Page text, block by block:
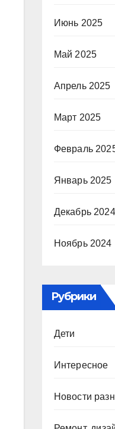
Июнь 2025
Май 2025
Апрель 2025
Март 2025
Февраль
Январь 2025
Декабрь 2024
Ноябрь 2024
Рубрики
Дети
Интересное
Новости